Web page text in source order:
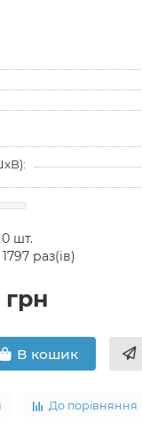
0 шт.
раз(ів)
грн
В кошик
До порівняння